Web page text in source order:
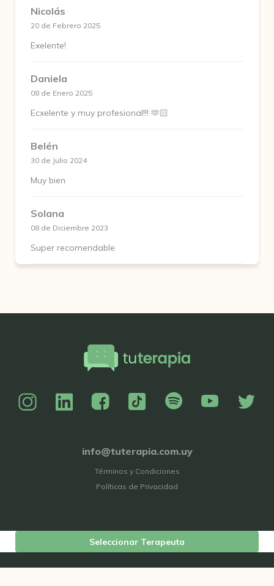
Nicolás
20 de Febrero 2025
Exelente!
Daniela
08 de Enero 2025
Ecxelente y muy profesional!!! 🫶🏻
Belén
30 de Julio 2024
Muy bien
Solana
08 de Diciembre 2023
Super recomendable.
Seleccionar Terapeuta
info@tuterapia.com.uy
Términos y Condiciones
Políticas de Privacidad